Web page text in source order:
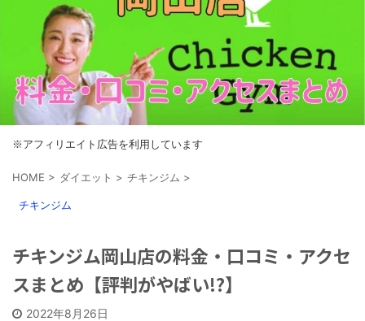
※アフィリエイト広告を利用しています
HOME > ダイエット > チキンジム >
チキンジム
チキンジム岡山店の料金・口コミ・アクセ
スまとめ【評判がやばい!?】
2022年8月26日